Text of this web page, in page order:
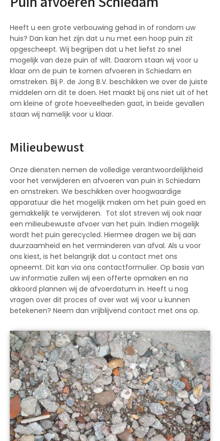
Heeft u een grote verbouwing gehad in of rondom uw
huis? Dan kan het zijn dat u nu met een hoop puin zit
opgescheept. Wij begrijpen dat u het liefst zo snel
mogelijk van deze puin af wilt. Daarom staan wij voor u
klaar om de puin te komen afvoeren in Schiedam en
omstreken. Bij P. de Jong B.V. beschikken we over de juiste
middelen om dit te doen. Het maakt bij ons niet uit of het
om kleine of grote hoeveelheden gaat, in beide gevallen
staan wij namelijk voor u klaar.
Milieubewust
Onze diensten nemen de volledige verantwoordelijkheid
voor het verwijderen en afvoeren van puin in Schiedam
en omstreken. We beschikken over hoogwaardige
apparatuur die het mogelijk maken om het puin goed en
gemakkelijk te verwijderen. Tot slot streven wij ook naar
een milieubewuste afvoer van het puin. Indien mogelijk
wordt het puin gerecycled. Hiermee dragen we bij aan
duurzaamheid en het verminderen van afval. Als u voor
ons kiest, is het belangrijk dat u contact met ons
opneemt. Dit kan via ons contactformulier. Op basis van
uw informatie zullen wij een offerte opmaken en na
akkoord plannen wij de afvoerdatum in. Heeft u nog
vragen over dit proces of over wat wij voor u kunnen
betekenen? Neem dan vrijblijvend contact met ons op.